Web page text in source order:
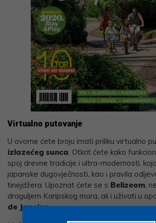
Virtualno putovanje
U ovome ćete broju imati priliku virtualno
izlazećeg sunca. Otkrit ćete kako
spoj drevne tradicije i ultra-modernosti,
japanske dugovječnosti, kao i pravila
tinejdžera. Upoznat ćete se s Belizeom,
draguljem Karipskog mora, ali i uživati u
de Janeira.